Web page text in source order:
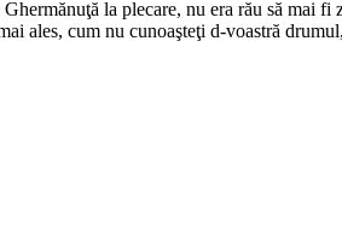
la plecare, nu era rău să mai
ales, cum nu cunoaşteţi d-voastră